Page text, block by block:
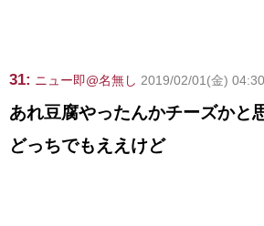
31: ニュー即@名無し 2019/02/01(金)
あれ豆腐やったんかチーズかと
どっちでもええけど